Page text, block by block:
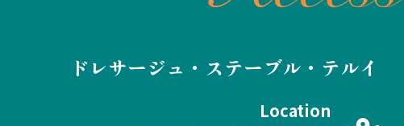
ドレサージュ・ステーブル・テルイ
Location